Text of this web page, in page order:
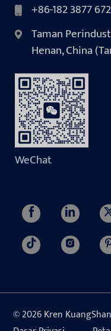
+86-182 3877
Taman
Henan, China
WeChat
© 2026 Kren KuangShan